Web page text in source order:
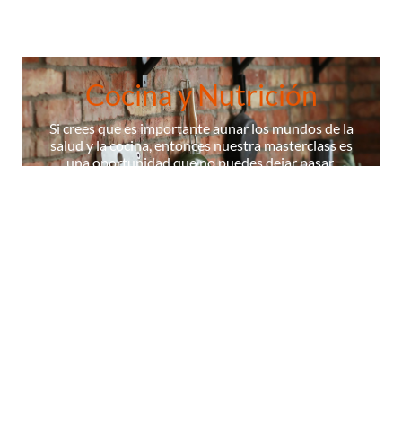
Cocina y Nutrición
Si crees que es importante aunar los mundos de la
salud y la cocina, entonces nuestra masterclass es
una oportunidad que no puedes dejar pasar.